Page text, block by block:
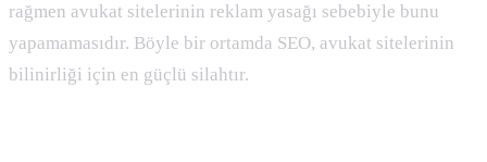
rağmen avukat sitelerinin reklam yasağı sebebiyle bunu
yapamamasıdır. Böyle bir ortamda SEO, avukat sitelerinin
bilinirliği için en güçlü silahtır.